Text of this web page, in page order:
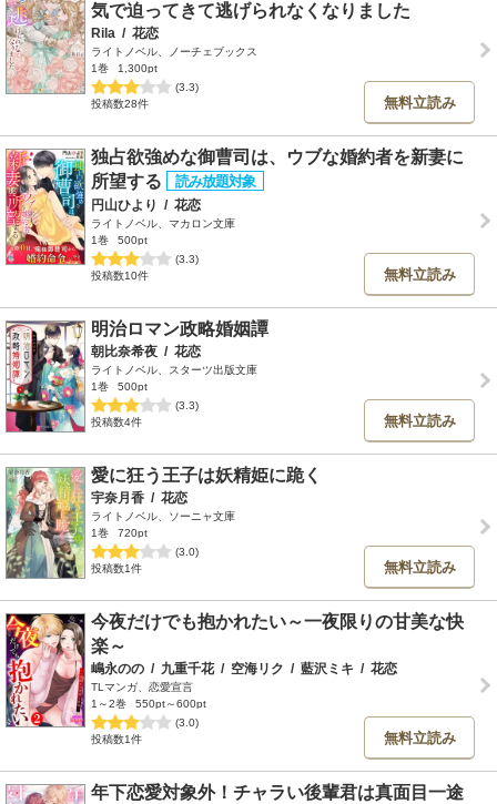
気で迫ってきて逃げられなくなりました
Rila / 花恋
ライトノベル、ノーチェブックス
1巻
1,300pt
(3.3)
投稿数28件
無料立読み
独占欲強めな御曹司は、ウブな婚約者を新妻に
所望する
円山ひより / 花恋
ライトノベル、マカロン文庫
1巻
500pt
(3.3)
投稿数10件
無料立読み
明治ロマン政略婚姻譚
朝比奈希夜 / 花恋
ライトノベル、スターツ出版文庫
1巻
500pt
(3.3)
投稿数4件
無料立読み
愛に狂う王子は妖精姫に跪く
宇奈月香 / 花恋
ライトノベル、ソーニャ文庫
1巻
720pt
(3.0)
投稿数1件
無料立読み
今夜だけでも抱かれたい～一夜限りの甘美な快
楽～
嶋永のの / 九重千花 / 空海リク / 藍沢ミキ / 花恋
TLマンガ、恋愛宣言
1～2巻
550pt～600pt
(3.0)
投稿数1件
無料立読み
年下恋愛対象外！チャラい後輩君は真面目一途